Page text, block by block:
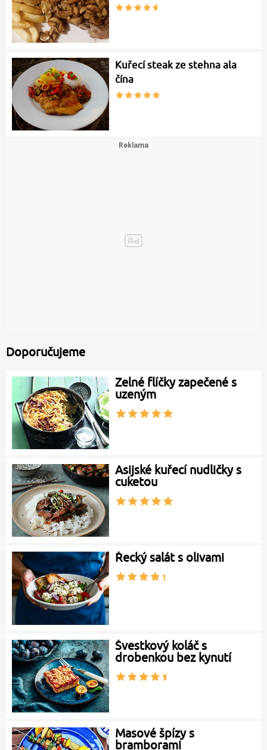
Kuřecí steak ze stehna ala
čína
Doporučujeme
Zelné flíčky zapečené s
uzeným
Asijské kuřecí nudličky s
cuketou
Řecký salát s olivami
Švestkový koláč s
drobenkou bez kynutí
Masové špízy s
bramborami